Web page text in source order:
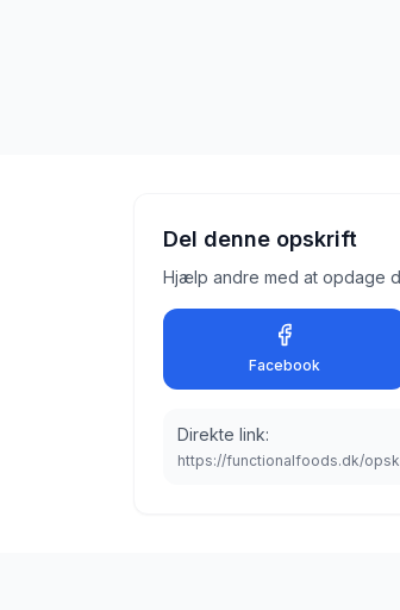
Del denne opskrift
Hjælp andre med at opdage
Facebook
Direkte link:
https://functionalfoods.dk/